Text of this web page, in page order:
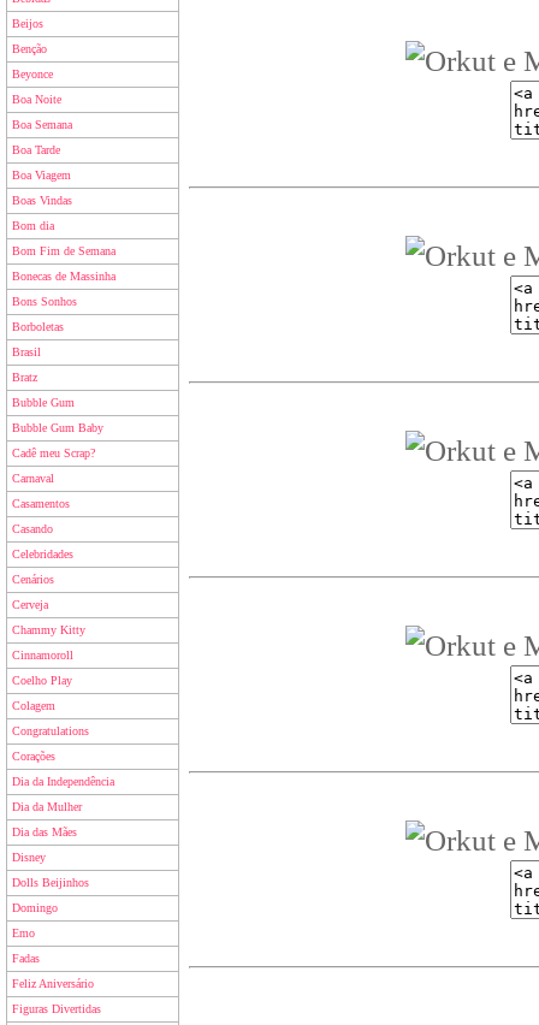
Beijos
Benção
Beyonce
Boa Noite
Boa Semana
Boa Tarde
Boa Viagem
Boas Vindas
Bom dia
Bom Fim de Semana
Bonecas de Massinha
Bons Sonhos
Borboletas
Brasil
Bratz
Bubble Gum
Bubble Gum Baby
Cadê meu Scrap?
Carnaval
Casamentos
Casando
Celebridades
Cenários
Cerveja
Chammy Kitty
Cinnamoroll
Coelho Play
Colagem
Congratulations
Corações
Dia da Independência
Dia da Mulher
Dia das Mães
Disney
Dolls Beijinhos
Domingo
Emo
Fadas
Feliz Aniversário
Figuras Divertidas